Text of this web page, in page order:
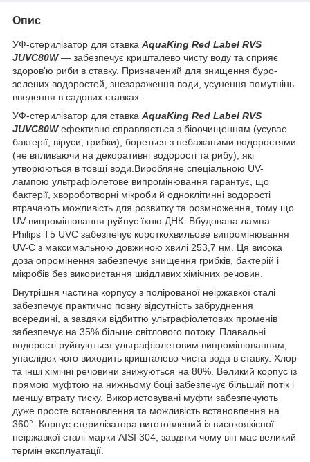
Опис
УФ-стерилізатор для ставка AquaKing Red Label RVS
JUVC80W — забезпечує кришталево чисту воду та сприяє
здоров'ю риби в ставку. Призначений для знищення буро-
зелених водоростей, знезараження води, усунення помутнінь
введення в садових ставках.
УФ-стерилізатор для ставка AquaKing Red Label RVS
JUVC80Wефективно справляється з біоочищенням (усуває
бактерії, віруси, грибки), бореться з небажаними водоростями
(не впливаючи на декоративні водорості та рибу), які
утворюються в товщі води.Виробляне спеціальною UV-
лампою ультрафіолетове випромінювання гарантує, що
бактерії, хвороботворні мікроби й одноклітинні водорості
втрачають можливість для розвитку та розмноження, тому що
UV-випромінювання руйнує їхню ДНК. Вбудована лампа
Philips T5 UVC забезпечує короткохвильове випромінювання
UV-C з максимальною довжиною хвилі 253,7 нм. Ця висока
доза опромінення забезпечує знищення грибків, бактерій і
мікробів без використання шкідливих хімічних речовин.
Внутрішня частина корпусу з полірованої неіржавкої сталі
забезпечує практично повну відсутність забруднення
всередині, а завдяки відбиттю ультрафіолетових променів
забезпечує на 35% більше світлового потоку. Плавальні
водорості руйнуються ультрафіолетовим випромінюванням,
унаслідок чого виходить кришталево чиста вода в ставку. Хлор
та інші хімічні речовини знижуються на 80%. Великий корпус із
прямою муфтою на нижньому боці забезпечує більший потік і
меншу втрату тиску. Використовувані муфти забезпечують
дуже просте встановлення та можливість встановлення на
360°. Корпус стерилізатора виготовлений із високоякісної
неіржавкої сталі марки AISI 304, завдяки чому він має великий
термін експлуатації.